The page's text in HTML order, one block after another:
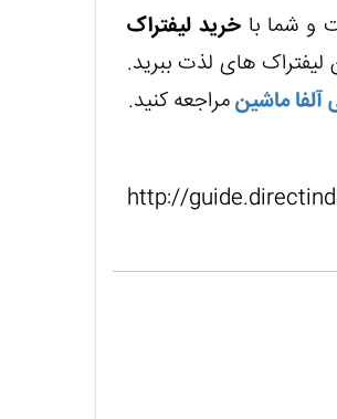
و شما باخرید لیفتراک
لیفتراک های لذت ببرید.
ماشینمراجعه کنید.
http://